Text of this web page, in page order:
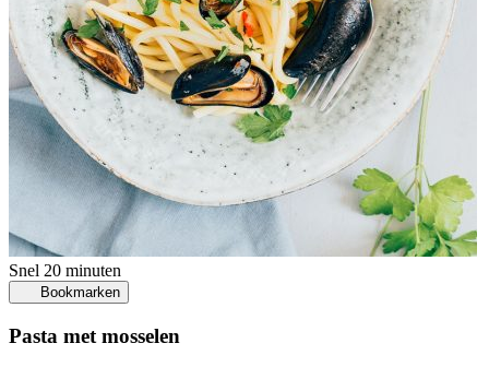
Snel 20 minuten
Bookmarken
Pasta met mosselen